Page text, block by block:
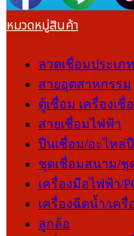
หมวดหมู่สินค้า
ลวดเชื่อมประเภ
สายอุตสาหกรรม
ตู้เชื่อม เครื่องเชื่
สายเชื่อมไฟฟ้า
ปืนเชื่อม/อะไหล่
ชุดเชื่อมสนาม/ชุ
เครื่องมือไฟฟ้า/
เครื่องฉีดน้ำ/เค
ลูกล้อ